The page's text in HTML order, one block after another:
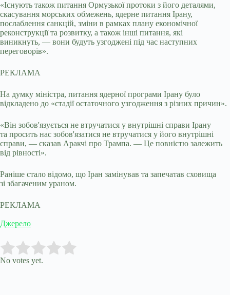
«Існують також питання Ормузької протоки з його деталями,
скасування морських обмежень, ядерне питання Ірану,
послаблення санкцій, зміни в рамках плану економічної
реконструкції та розвитку, а також інші питання, які
виникнуть, — вони будуть узгоджені під час наступних
переговорів».
РЕКЛАМА
На думку міністра, питання ядерної програми Ірану було
відкладено до «стадії остаточного узгодження з різних причин».
«Він зобов'язується не втручатися у внутрішні справи Ірану
та просить нас зобов'язатися не втручатися у його внутрішні
справи, — сказав Аракчі про Трампа. — Це повністю залежить
від рівності».
Раніше стало відомо, що Іран замінував та запечатав сховища
зі збагаченим ураном.
РЕКЛАМА
Джерело
Rate this item:
No votes yet.